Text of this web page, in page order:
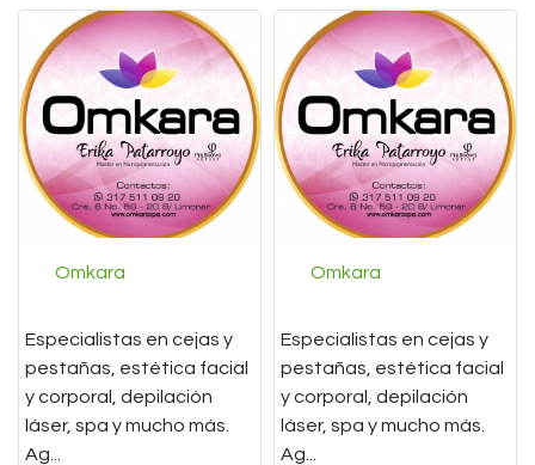
Omkara
Especialistas en cejas y
pestañas, estética facial
y corporal, depilación
láser, spa y mucho más.
Ag...
Omkara
Especialistas en cejas y
pestañas, estética facial
y corporal, depilación
láser, spa y mucho más.
Ag...